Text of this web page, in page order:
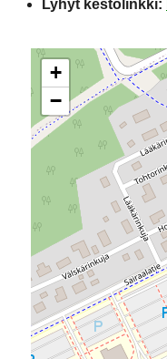
Lyhyt kestolinkki:
+
−